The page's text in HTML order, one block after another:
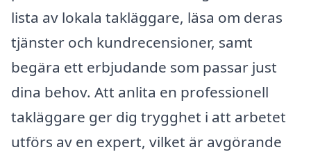
lista av lokala takläggare, läsa om deras
tjänster och kundrecensioner, samt
begära ett erbjudande som passar just
dina behov. Att anlita en professionell
takläggare ger dig trygghet i att arbetet
utförs av en expert, vilket är avgörande